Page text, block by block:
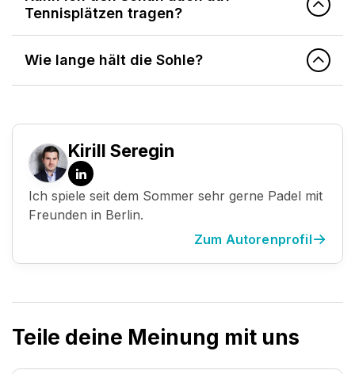
Tennisplätzen tragen?
Wie lange hält die Sohle?
Kirill Seregin
LinkedIn
Ich spiele seit dem Sommer sehr gerne Padel mit
Freunden in Berlin.
Zum Autorenprofil
Teile deine Meinung mit uns